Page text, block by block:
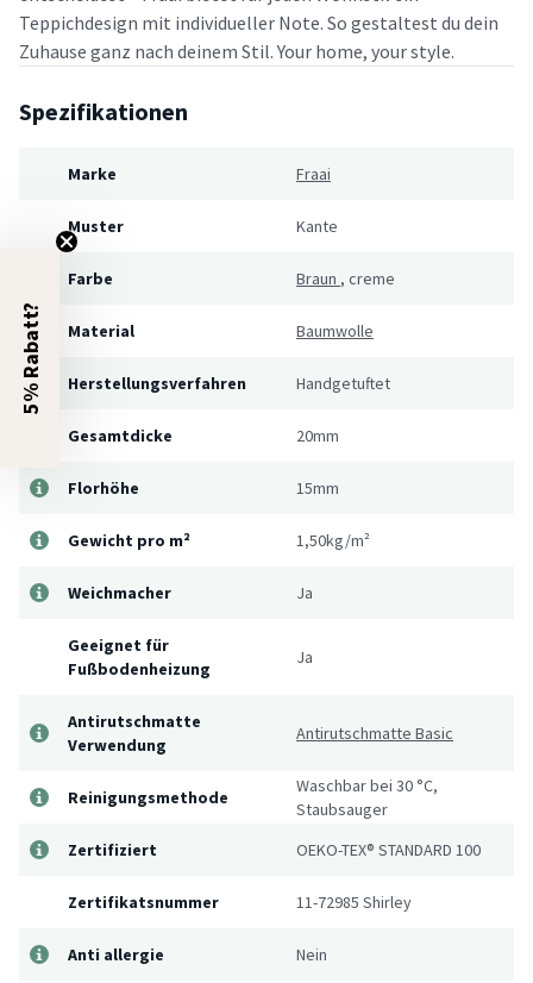
Teppichdesign mit individueller Note. So gestaltest du dein
Zuhause ganz nach deinem Stil. Your home, your style.
Spezifikationen
Marke Fraai
Muster Kante
Farbe Braun , creme
Material Baumwolle
Herstellungsverfahren Handgetuftet
Gesamtdicke 20mm
Florhöhe 15mm
Gewicht pro m² 1,50kg/m²
Weichmacher Ja
Geeignet für
Fußbodenheizung
Ja
Antirutschmatte
Verwendung
Antirutschmatte Basic
Reinigungsmethode
Waschbar bei 30 °C,
Staubsauger
Zertifiziert
OEKO-TEX® STANDARD 100
Zertifikatsnummer 11-72985 Shirley
Anti allergie Nein
5% Rabatt?